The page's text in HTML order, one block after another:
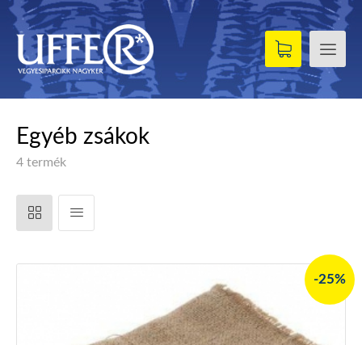
Egyéb zsákok
4 termék
-25%